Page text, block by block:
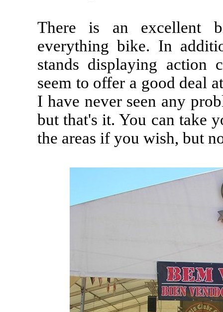
There is an excellent
everything bike. In
stands displaying action
seem to offer a good deal
I have never seen any
but that's it. You can take
the areas if you wish, but